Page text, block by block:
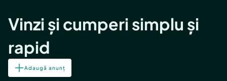
Vinzi și cumperi simplu și
rapid
Adaugă anunț